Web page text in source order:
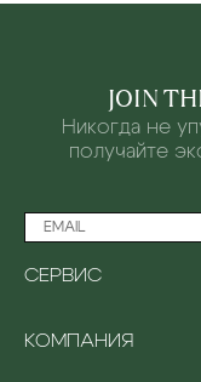
СЕРВИС
ОПЛАТА
КОМПАНИЯ
JOIN
Никогда не
получайте